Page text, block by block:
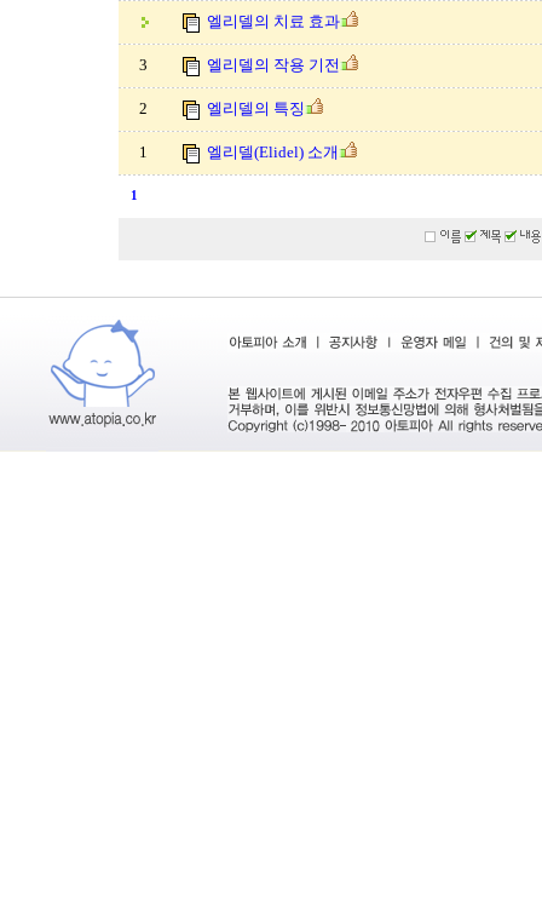
엘리델의 치료 효과
3 엘리델의 작용 기전
2 엘리델의 특징
1 엘리델(Elidel) 소개
1